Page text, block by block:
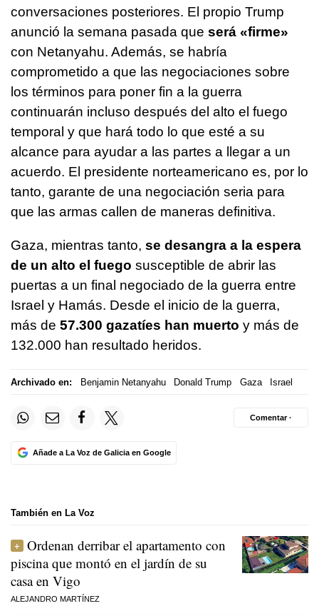
conversaciones posteriores. El propio Trump
anunció la semana pasada que será «firme»
con Netanyahu. Además, se habría
comprometido a que las negociaciones sobre
los términos para poner fin a la guerra
continuarán incluso después del alto el fuego
temporal y que hará todo lo que esté a su
alcance para ayudar a las partes a llegar a un
acuerdo. El presidente norteamericano es, por lo
tanto, garante de una negociación seria para
que las armas callen de maneras definitiva.
Gaza, mientras tanto, se desangra a la espera
de un alto el fuego susceptible de abrir las
puertas a un final negociado de la guerra entre
Israel y Hamás. Desde el inicio de la guerra,
más de 57.300 gazatíes han muerto y más de
132.000 han resultado heridos.
Archivado en: Benjamin Netanyahu Donald Trump Gaza Israel
Añade a La Voz de Galicia en Google
Comentar ·
También en La Voz
Ordenan derribar el apartamento con
piscina que montó en el jardín de su
casa en Vigo
ALEJANDRO MARTÍNEZ